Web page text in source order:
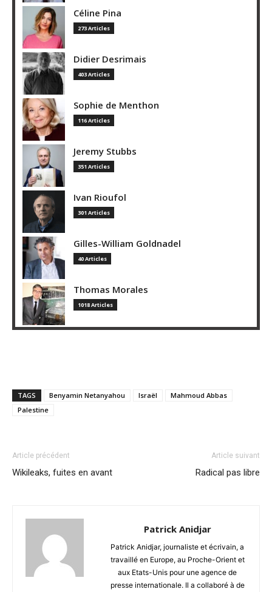
Céline Pina
273 Articles
Didier Desrimais
403 Articles
Sophie de Menthon
116 Articles
Jeremy Stubbs
351 Articles
Ivan Rioufol
301 Articles
Gilles-William Goldnadel
40 Articles
Thomas Morales
1018 Articles
TAGS Benyamin Netanyahou Israël
Mahmoud Abbas
Palestine
Article précédent
Wikileaks, fuites en avant
Article suivant
Radical pas libre
Patrick Anidjar
Patrick Anidjar, journaliste et écrivain, a
travaillé en Europe, au Proche-Orient et
aux Etats-Unis pour une agence de
presse internationale. Il a collaboré à de